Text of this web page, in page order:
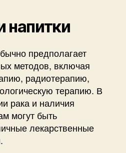
напитки
предполагает
методов, включая
радиотерапию,
терапию. В
рака и наличия
могут быть
лекарственные